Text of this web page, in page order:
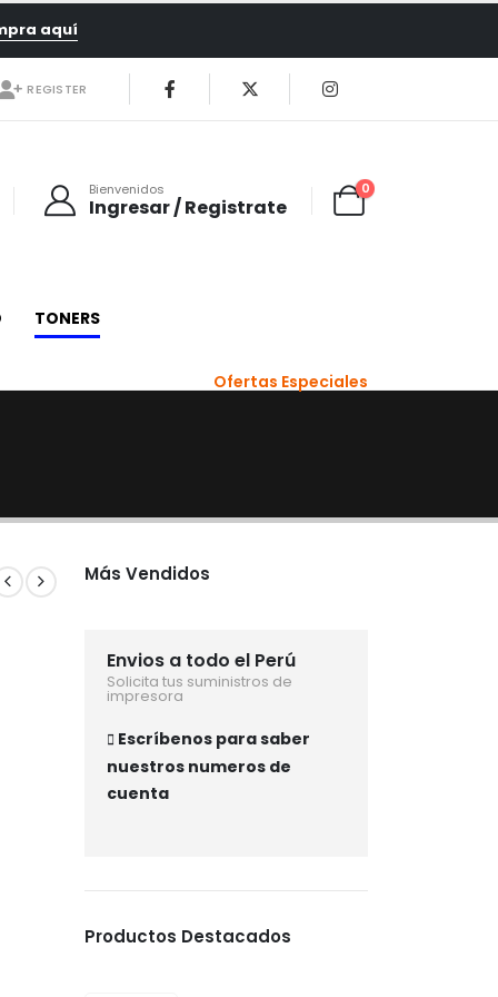
aquí
REGISTER
Bienvenidos
Ingresar / Registrate
0
TONERS
Ofertas Especiales
Más Vendidos
Envios a todo el Perú
Solicita tus suministros de
impresora
Escríbenos para saber
nuestros numeros de
cuenta
Productos Destacados